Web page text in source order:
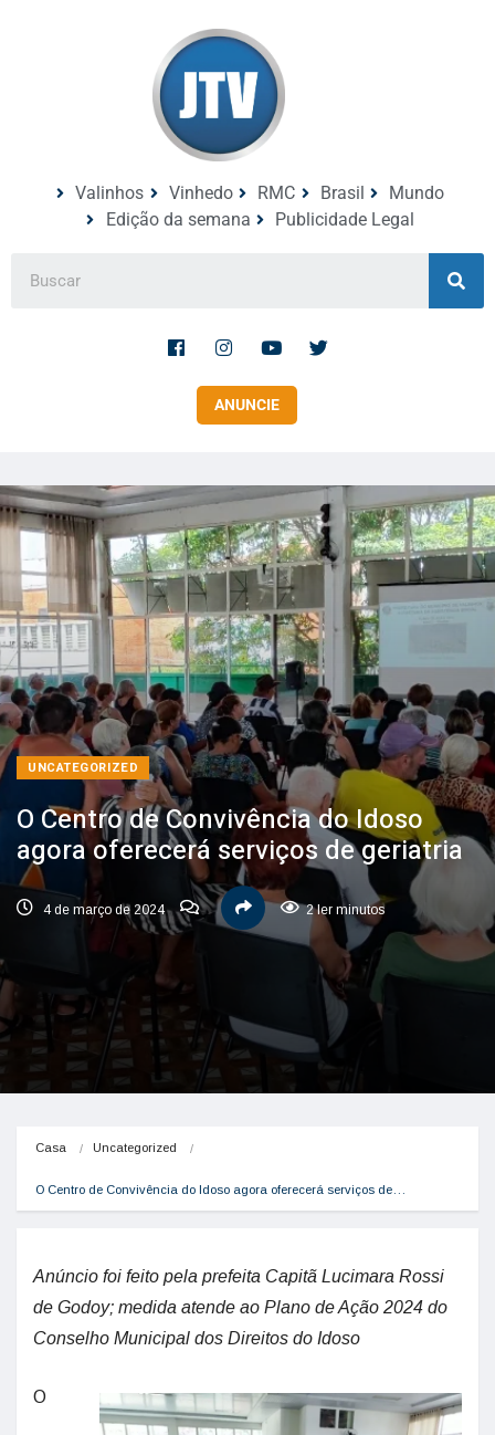
Valinhos Vinhedo RMC Brasil
Mundo
Edição da semana
Publicidade Legal
ANUNCIE
UNCATEGORIZED
O Centro de Convivência do Idoso
agora oferecerá serviços de geriatria
4 de março de 2024 2 ler minutos
Casa Uncategorized
O Centro de Convivência do Idoso agora oferecerá serviços de…
Anúncio foi feito pela prefeita Capitã Lucimara Rossi
de Godoy; medida atende ao Plano de Ação 2024 do
Conselho Municipal dos Direitos do Idoso
O